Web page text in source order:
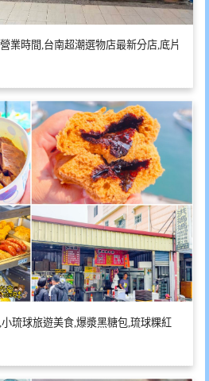
業時間,台南超潮選物店最新分店,底片
琉球旅遊美食,爆漿黑糖包,琉球粿紅